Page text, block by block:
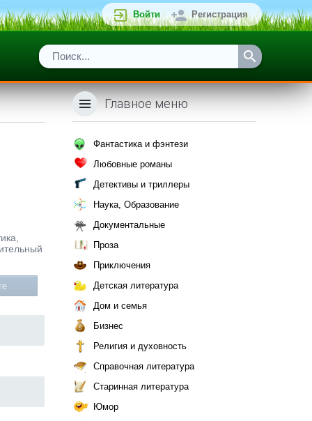
Войти Регистрация
Главное меню
Фантастика и фэнтези
Любовные романы
Детективы и триллеры
Наука, Образование
Документальные
Проза
Приключения
Детская литература
Дом и семья
Бизнес
Религия и духовность
Справочная литература
Старинная литература
Юмор